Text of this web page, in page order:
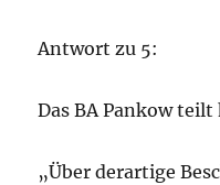
Antwort zu 5:
Das BA Pankow
„Über derartige